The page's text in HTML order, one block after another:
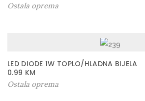
Ostala oprema
LED DIODE 1W TOPLO/HLADNA BIJELA
0.99 KM
Ostala oprema